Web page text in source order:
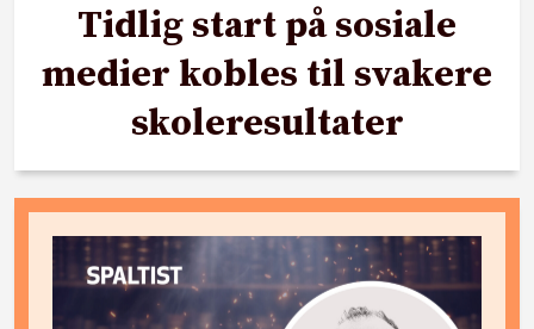
Tidlig start på sosiale
medier kobles til svakere
skoleresultater